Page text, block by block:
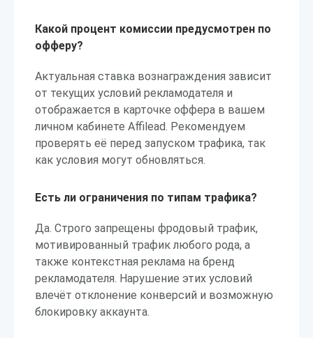
Какой процент комиссии предусмотрен по
офферу?
Актуальная ставка вознаграждения зависит
от текущих условий рекламодателя и
отображается в карточке оффера в вашем
личном кабинете Affilead. Рекомендуем
проверять её перед запуском трафика, так
как условия могут обновляться.
Есть ли ограничения по типам трафика?
Да. Строго запрещены фродовый трафик,
мотивированный трафик любого рода, а
также контекстная реклама на бренд
рекламодателя. Нарушение этих условий
влечёт отклонение конверсий и возможную
блокировку аккаунта.